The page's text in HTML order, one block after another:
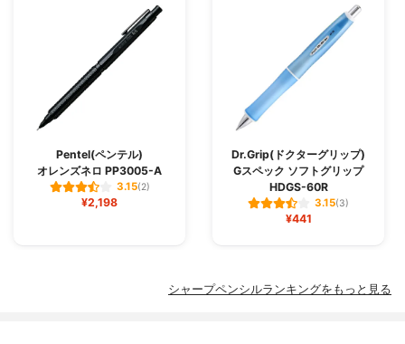
Pentel(ペンテル)
オレンズネロ PP3005-A
3.15(2)
¥2,198
Dr.Grip(ドクターグリップ)
Gスペック ソフトグリップ
HDGS-60R
3.15(3)
¥441
シャープペンシルランキングをもっと見る